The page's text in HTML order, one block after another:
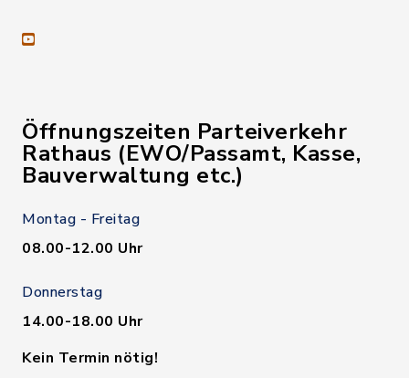
youtube
Öffnungszeiten Parteiverkehr
Rathaus (EWO/Passamt, Kasse,
Bauverwaltung etc.)
Montag - Freitag
08.00-12.00 Uhr
Donnerstag
14.00-18.00 Uhr
Kein Termin nötig!